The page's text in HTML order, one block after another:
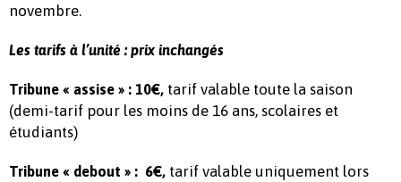
novembre.
Les tarifs à l’unité : prix inchangés
Tribune « assise » : 10€, tarif valable toute la saison
(demi-tarif pour les moins de 16 ans, scolaires et
étudiants)
Tribune « debout » : 6€, tarif valable uniquement lors